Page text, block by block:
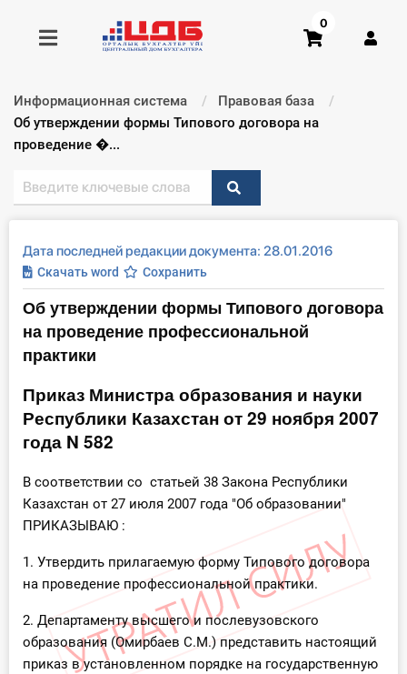
Получить консультацию
Главная ИС
Формы
Консультации
Правовая база
Библиотека бухгалтера
Инструменты
Вебинары
Справочник бухгалтера
Участник ВЭД
Кадры. Труд. Зарплата.
0
Информационная система
Правовая база
Текущий:
Об утверждении формы Типового договора на
проведение �...
Дата последней редакции документа: 28.01.2016
Скачать word Сохранить
Об утверждении формы Типового договора
на проведение профессиональной
практики
Приказ Министра образования и науки
Республики Казахстан от 29 ноября 2007
года N 582
В соответствии со статьей 38 Закона Республики
Казахстан от 27 июля 2007 года "Об образовании"
ПРИКАЗЫВАЮ :
1. Утвердить прилагаемую форму Типового договора
на проведение профессиональной практики.
2. Департаменту высшего и послевузовского
образования (Омирбаев C.М.) представить настоящий
приказ в установленном порядке на государственную